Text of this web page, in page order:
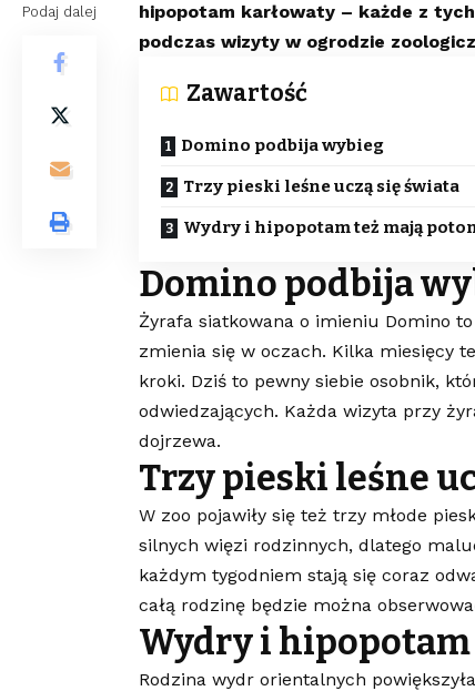
Podaj dalej
hipopotam karłowaty – każde z
podczas wizyty w ogrodzie
Zawartość
Domino podbija wybieg
Trzy pieski leśne uczą się świata
Wydry i hipopotam też mają
Domino podbija
Żyrafa siatkowana o imieniu Domino
zmienia się w oczach. Kilka miesięcy
kroki. Dziś to pewny siebie osobnik,
odwiedzających. Każda wizyta przy
dojrzewa.
Trzy pieski leśne
W zoo pojawiły się też trzy młode
silnych więzi rodzinnych, dlatego
każdym tygodniem stają się coraz
całą rodzinę będzie można
Wydry i
Rodzina wydr orientalnych